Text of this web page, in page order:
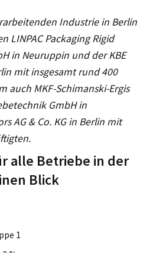
Industrie in Berlin
LINPAC Packaging Rigid
in Neuruppin und der KBE
mit insgesamt rund 400
auch MKF-Schimanski-Ergis
GmbH in
AG & Co. KG in Berlin mit
alle Betriebe in der
Blick
1